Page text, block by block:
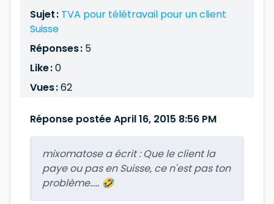
Sujet : TVA pour télétravail pour un client
Suisse
Réponses : 5
Like :0
Vues :62
Réponse postée April 16, 2015 8:56 PM
mixomatose a écrit :Que le client la
paye ou pas en Suisse, ce n'est pas ton
problème..... 🤣